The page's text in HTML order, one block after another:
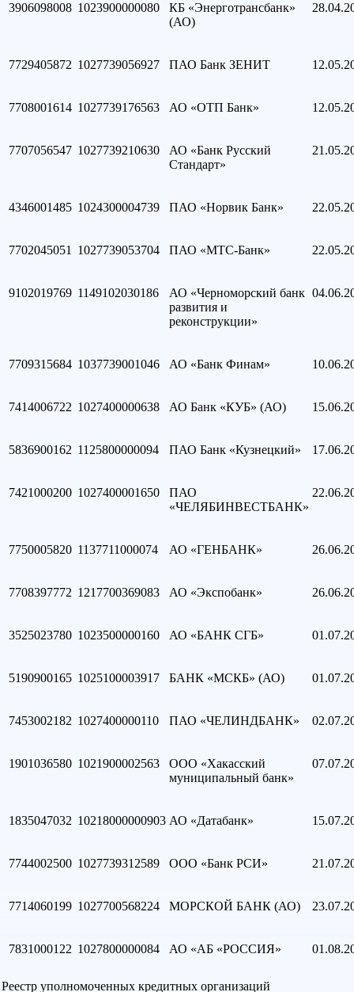
3906098008 1023900000080
КБ «Энерготрансбанк»
(АО)
7729405872 1027739056927 ПАО Банк ЗЕНИТ
7708001614 1027739176563 АО «ОТП Банк»
7707056547 1027739210630
АО «Банк Русский
Стандарт»
4346001485 1024300004739 ПАО «Норвик Банк»
7702045051 1027739053704 ПАО «МТС-Банк»
9102019769 1149102030186
АО «Черноморский банк
развития и
реконструкции»
7709315684 1037739001046 АО «Банк Финам»
7414006722 1027400000638 АО Банк «КУБ» (АО)
5836900162 1125800000094 ПАО Банк «Кузнецкий»
7421000200 1027400001650
ПАО
«ЧЕЛЯБИНВЕСТБАНК»
7750005820 1137711000074 АО «ГЕНБАНК»
7708397772 1217700369083 АО «Экспобанк»
3525023780 1023500000160 АО «БАНК СГБ»
5190900165 1025100003917 БАНК «МСКБ» (АО)
7453002182 1027400000110 ПАО «ЧЕЛИНДБАНК»
1901036580 1021900002563
ООО «Хакасский
муниципальный банк»
1835047032 10218000000903 АО «Датабанк»
7744002500 1027739312589 ООО «Банк РСИ»
7714060199 1027700568224 МОРСКОЙ БАНК (АО)
7831000122 1027800000084 АО «АБ «РОССИЯ»
Реестр уполномоченных кредитных организаций